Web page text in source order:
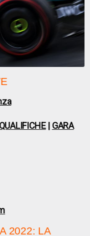
QUALIFICHE| GARA
2022: LA